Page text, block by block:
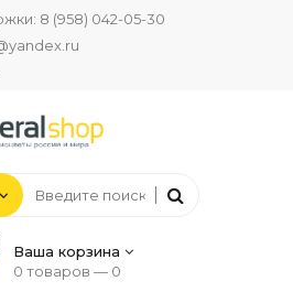
8 (958) 042-05-30
Ваша корзина
0 товаров — 0